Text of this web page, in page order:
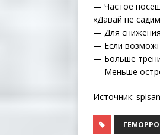
— Частое
«Давай не
— Для
— Если
— Больше
— Меньше
Источник: